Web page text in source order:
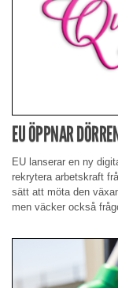
EU ÖPPNAR
EU lanserar en ny
rekrytera arbetskraft
sätt att möta den
men väcker också